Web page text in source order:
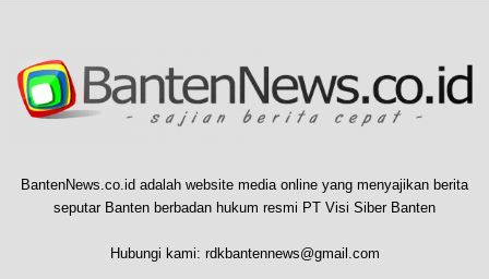
BantenNews.co.id adalah website media online yang menyajikan berita
seputar Banten berbadan hukum resmi PT Visi Siber Banten
Hubungi kami: rdkbantennews@gmail.com